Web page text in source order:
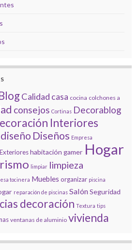
Calidad casa cocina colchones a
consejos Cortinas Decorablog
Interiores
diseño Diseños Empresa
Exterioreshabitación gamer Hogar
limpiar limpieza
tocinera Muebles organizar piscina
reparación de piscinas SalónSeguridad
decoración Textura tips
ventanas de aluminio vivienda